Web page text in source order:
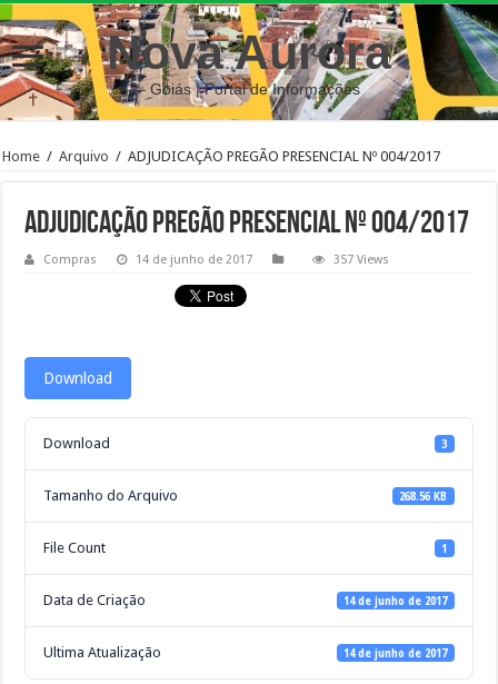
Nova Aurora
– Goiás | Portal de Informações
Home / Arquivo / ADJUDICAÇÃO PREGÃO PRESENCIAL Nº 004/2017
ADJUDICAÇÃO PREGÃO PRESENCIAL Nº 004/2017
Compras 14 de junho de 2017 357 Views
Download
Download 3
Tamanho do Arquivo 268.56 KB
File Count 1
Data de Criação 14 de junho de 2017
Ultima Atualização 14 de junho de 2017